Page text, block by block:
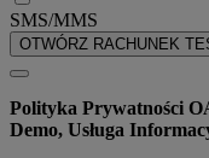
SMS/MMS
OTWÓRZ RACHUNEK
Polityka Prywatności
Demo, Usługa